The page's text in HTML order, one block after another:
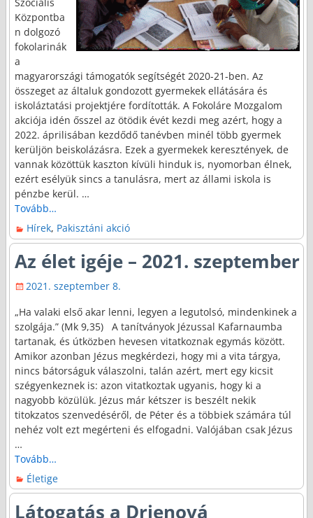
Szociális
Központba
n dolgozó
fokolarinák
a
magyarországi támogatók segítségét 2020-21-ben. Az
összeget az általuk gondozott gyermekek ellátására és
iskoláztatási projektjére fordították. A Fokoláre Mozgalom
akciója idén ősszel az ötödik évét kezdi meg azért, hogy a
2022. áprilisában kezdődő tanévben minél több gyermek
kerüljön beiskolázásra. Ezek a gyermekek keresztények, de
vannak közöttük kaszton kívüli hinduk is, nyomorban élnek,
ezért esélyük sincs a tanulásra, mert az állami iskola is
pénzbe kerül. …
Tovább…
Hírek, Pakisztáni akció
Az élet igéje – 2021. szeptember
2021. szeptember 8.
„Ha valaki első akar lenni, legyen a legutolsó, mindenkinek a
szolgája.” (Mk 9,35) A tanítványok Jézussal Kafarnaumba
tartanak, és útközben hevesen vitatkoznak egymás között.
Amikor azonban Jézus megkérdezi, hogy mi a vita tárgya,
nincs bátorságuk válaszolni, talán azért, mert egy kicsit
szégyenkeznek is: azon vitatkoztak ugyanis, hogy ki a
nagyobb közülük. Jézus már kétszer is beszélt nekik
titokzatos szenvedéséről, de Péter és a többiek számára túl
nehéz volt ezt megérteni és elfogadni. Valójában csak Jézus
…
Tovább…
Életige
Látogatás a Drienová